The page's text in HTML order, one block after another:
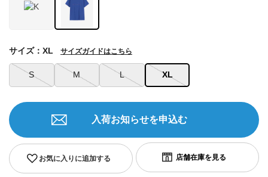
S M L XL
サイズ：XL サイズガイドはこちら
お気に入りに追加する
入荷お知らせを申込む